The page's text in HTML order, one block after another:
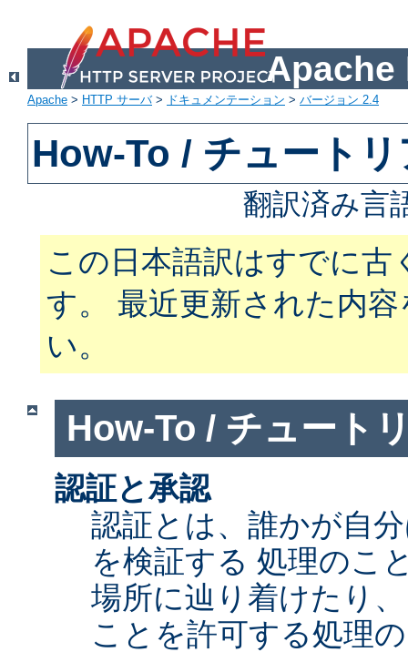
Apache
Apache > HTTP サーバ> ドキュメンテーション > バージョン 2.4
How-To / チュート
翻訳済み言
この日本語訳はすでに
す。 最近更新された内
い。
How-To / チュート
認証と承認
認証とは、誰かが自
を検証する 処理のこ
場所に辿り着けたり
ことを許可する処理